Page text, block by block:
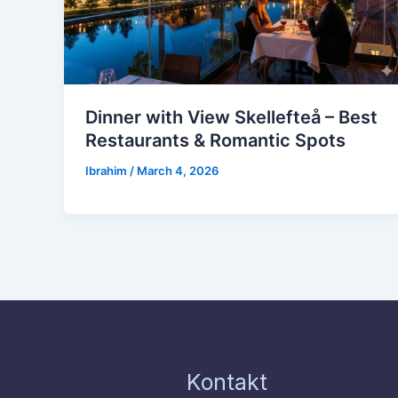
Dinner with View Skellefteå – Best
Restaurants & Romantic Spots
Ibrahim / March 4, 2026
Kontakt